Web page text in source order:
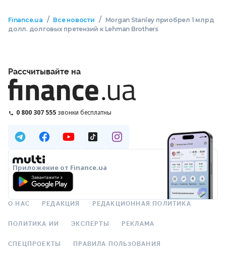
Finance.ua / Все новости /
Morgan Stanley приобрел 1 млрд
долл. долговых претензий к Lehman Brothers
Рассчитывайте на
0 800 307 555 звонки бесплатны
Приложение от Finance.ua
О НАС РЕДАКЦИЯ РЕДАКЦИОННАЯ ПОЛИТИКА
ПОЛИТИКА ИИ ЭКСПЕРТЫ РЕКЛАМА
СПЕЦПРОЕКТЫ ПРАВИЛА ПОЛЬЗОВАНИЯ